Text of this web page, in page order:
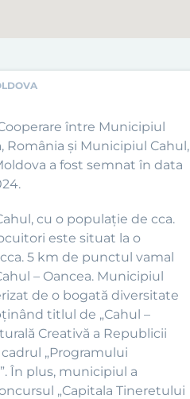
între Municipiul
România și Municipiul Cahul,
a fost semnat în data
cu o populație de cca.
este situat la o
5 km de punctul vamal
– Oancea. Municipiul
de o bogată diversitate
titlul de „Cahul –
Creativă a Republicii
„Programului
În plus, municipiul a
„Capitala Tineretului